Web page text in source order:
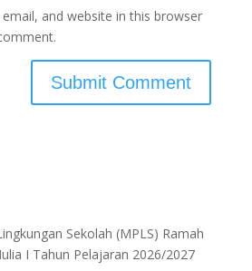
and website in this browser
Sekolah (MPLS) Ramah
I Tahun Pelajaran 2026/2027